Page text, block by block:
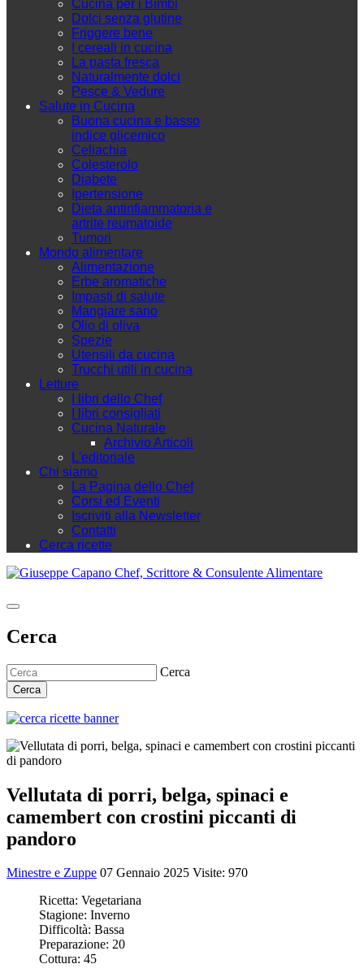
Cucina per i Bimbi
Dolci senza glutine
Friggere bene
I cereali in cucina
La pasta fresca
Naturalmente dolci
Pesce & Vedure
Salute in Cucina
Buona cucina e basso
indice glicemico
Celiachia
Colesterolo
Diabete
Ipertensione
Dieta antinfiammatoria e
artrite reumatoide
Tumori
Mondo alimentare
Alimentazione
Erbe aromatiche
Impasti di salute
Mangiare sano
Olio di oliva
Spezie
Utensili da cucina
Trucchi utili in cucina
Letture
I libri dello Chef
I libri consigliati
Cucina Naturale
Archivio Articoli
L'editoriale
Chi siamo
La Pagina dello Chef
Corsi ed Eventi
Iscriviti alla Newsletter
Contatti
Cerca ricette
Cerca
Cerca
Cerca
Vellutata di porri, belga, spinaci e
camembert con crostini piccanti di
pandoro
Minestre e Zuppe 07 Gennaio 2025 Visite: 970
Ricetta: Vegetariana
Stagione: Inverno
Difficoltà: Bassa
Preparazione: 20
Cottura: 45